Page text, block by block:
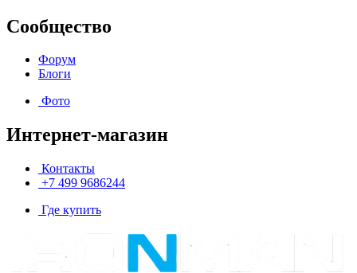
Сообщество
Форум
Блоги
Фото
Интернет-магазин
Контакты
+7 499 9686244
Где купить